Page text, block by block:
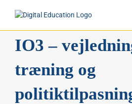
IO3 –
træning og